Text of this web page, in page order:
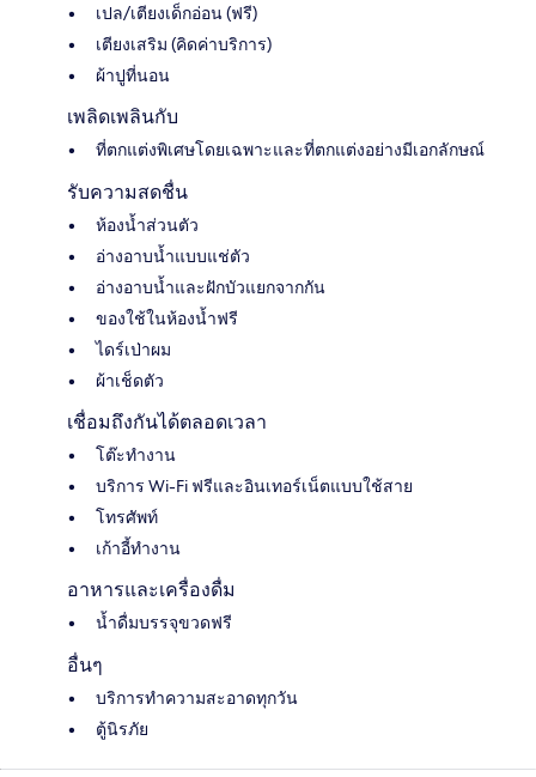
เปล/เตียงเด็กอ่อน (ฟรี)
เตียงเสริม (คิดค่าบริการ)
ผ้าปูที่นอน
เพลิดเพลินกับ
ที่ตกแต่งพิเศษโดยเฉพาะและที่ตกแต่งอย่างมีเอกลักษณ์
รับความสดชื่น
ห้องน้ำส่วนตัว
อ่างอาบน้ำแบบแช่ตัว
อ่างอาบน้ำและฝักบัวแยกจากกัน
ของใช้ในห้องน้ำฟรี
ไดร์เป่าผม
ผ้าเช็ดตัว
เชื่อมถึงกันได้ตลอดเวลา
โต๊ะทำงาน
บริการ Wi-Fi ฟรีและอินเทอร์เน็ตแบบใช้สาย
โทรศัพท์
เก้าอี้ทำงาน
อาหารและเครื่องดื่ม
น้ำดื่มบรรจุขวดฟรี
อื่นๆ
บริการทำความสะอาดทุกวัน
ตู้นิรภัย